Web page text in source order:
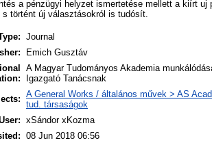
a pénzügyi helyzet ismertetése mellett a kiírt
történt új választásokról is tudósít.
Journal
Emich Gusztáv
A Magyar Tudományos Akademia
Igazgató Tanácsnak
A General Works / általános művek > AS
tud. társaságok
xSándor xKozma
08 Jun 2018 06:56